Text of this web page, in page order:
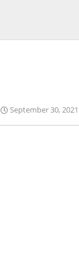
September 30, 2021